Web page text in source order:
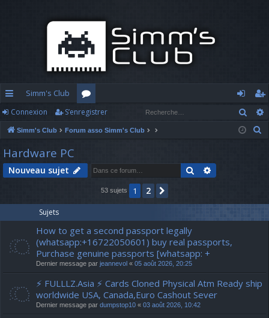
cc
ès
ra
pi
Simm's Club
or
u
o
n
’e
nr
Connexion S’enregistrer
Simm's Club Forum asso Simm's Club
h
Hardware PC
Nouveau sujet Rechercher
53 sujets 1 2
Sujets
How to get a second passport legally
(whatsapp:+16722050601) buy real passports,
Purchase genuine passports [whatsapp: +
Dernier message par jeannevol « 05 août 2026, 20:25
⚡ FULLLZ.Asia ⚡ Cards Cloned Physical Atm Ready ship
worldwide USA, Canada,Euro Cashout Sever
Dernier message par dumpstop10 « 03 août 2026, 10:42